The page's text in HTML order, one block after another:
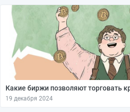
Какие биржи позволяют торговать
19 декабря 2024